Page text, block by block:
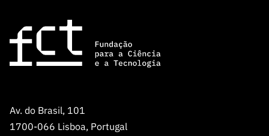
Av. do Brasil, 101
1700-066 Lisboa, Portugal